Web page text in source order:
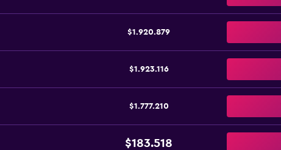
$1.920.879
$1.923.116
$1.777.210
$183.518